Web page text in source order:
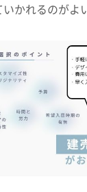
かれるのがよ